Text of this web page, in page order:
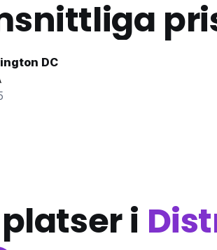
DC
i